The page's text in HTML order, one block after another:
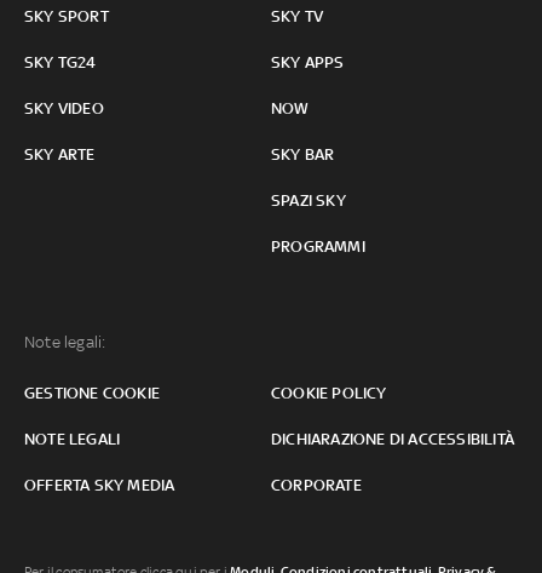
SKY SPORT
SKY TG24
SKY VIDEO
SKY ARTE
SKY TV
SKY APPS
NOW
SKY BAR
SPAZI SKY
PROGRAMMI
Note legali:
GESTIONE COOKIE COOKIE POLICY
NOTE LEGALI DICHIARAZIONE DI ACCESSIBILITÀ
OFFERTA SKY MEDIA CORPORATE